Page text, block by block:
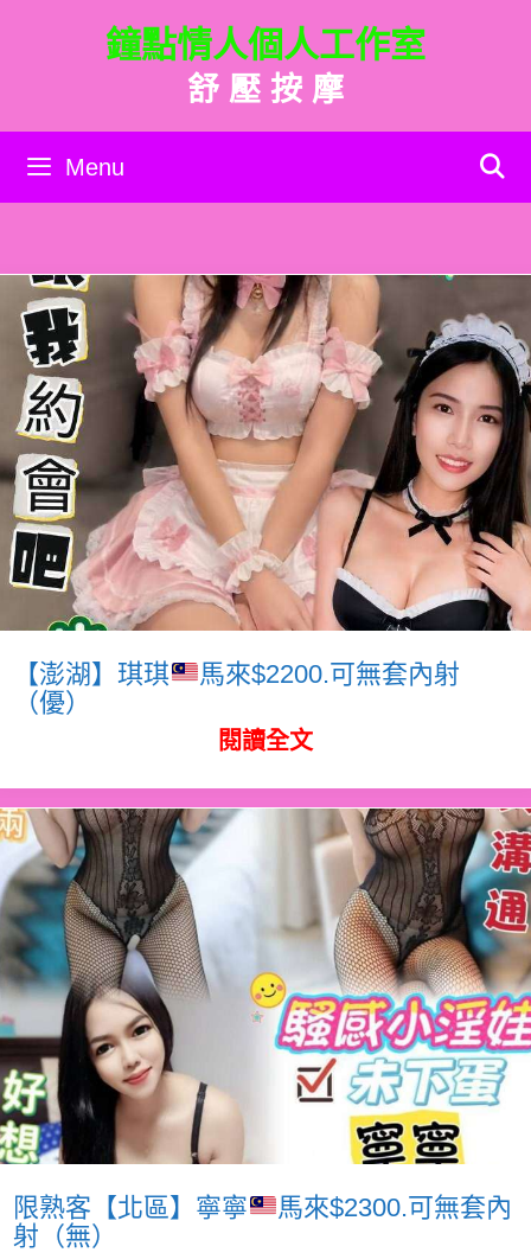
內
鐘點情人個人工作室
舒 壓 按 摩
Menu
【澎湖】琪琪
馬來$2200.可無套內射
（優）
閱讀全文
限熟客【北區】寧寧
馬來$2300.可無套內
射（無）